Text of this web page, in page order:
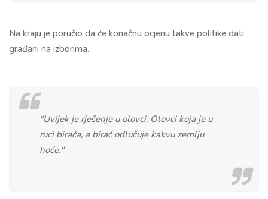
Na kraju je poručio da će konačnu ocjenu takve politike dati
građani na izborima.
"Uvijek je rješenje u olovci. Olovci koja je u
ruci birača, a birač odlučuje kakvu zemlju
hoće."